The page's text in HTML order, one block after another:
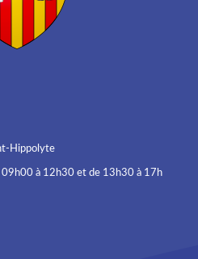
Hippolyte
09h00 à 12h30 et de 13h30 à 17h